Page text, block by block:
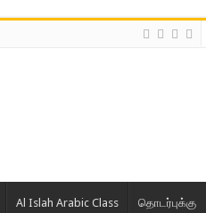
Al Islah Arabic Class தொடர்புக்கு